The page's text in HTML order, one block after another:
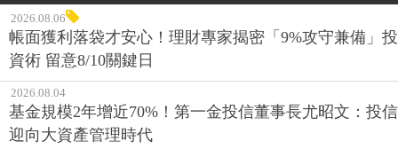
2026.08.06
帳面獲利落袋才安心！理財專家揭密「9%攻守兼備」投
資術 留意8/10關鍵日
2026.08.04
基金規模2年增近70%！第一金投信董事長尤昭文：投信
迎向大資產管理時代